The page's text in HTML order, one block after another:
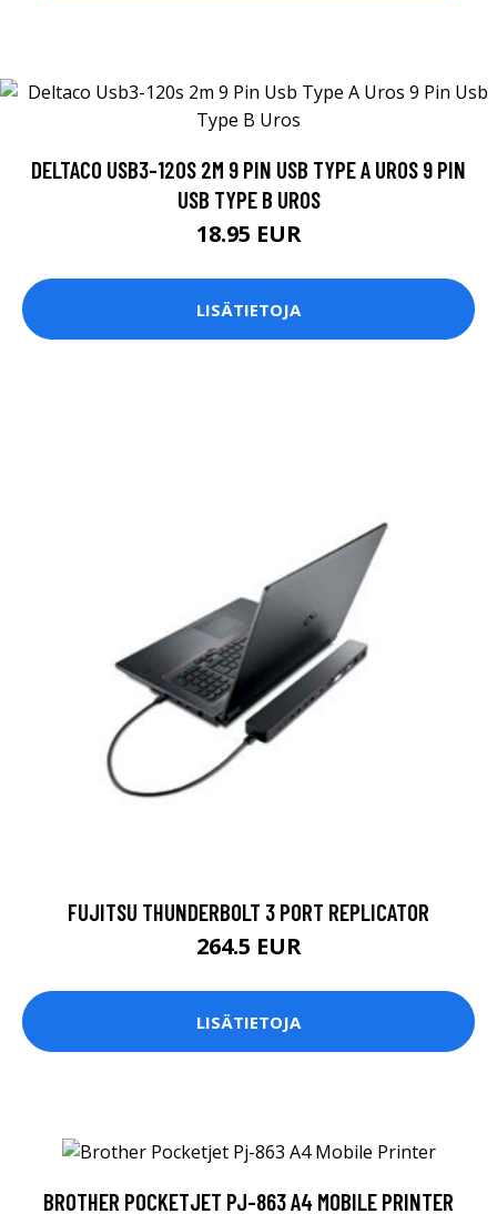
DELTACO USB3-120S 2M 9 PIN USB TYPE A UROS 9 PIN
USB TYPE B UROS
18.95 EUR
LISÄTIETOJA
FUJITSU THUNDERBOLT 3 PORT REPLICATOR
264.5 EUR
LISÄTIETOJA
BROTHER POCKETJET PJ-863 A4 MOBILE PRINTER